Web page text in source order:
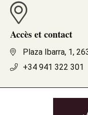
Accès et contact
Plaza Ibarra, 1,
+34 941 322 301